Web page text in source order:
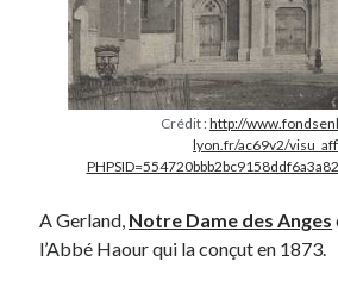
Crédit :http://
lyon.fr/ac69v2/
A Gerland, Notre Dame des Anges
l’Abbé Haour qui la conçut en 1873.